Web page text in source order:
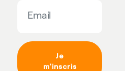
Je
m'inscris